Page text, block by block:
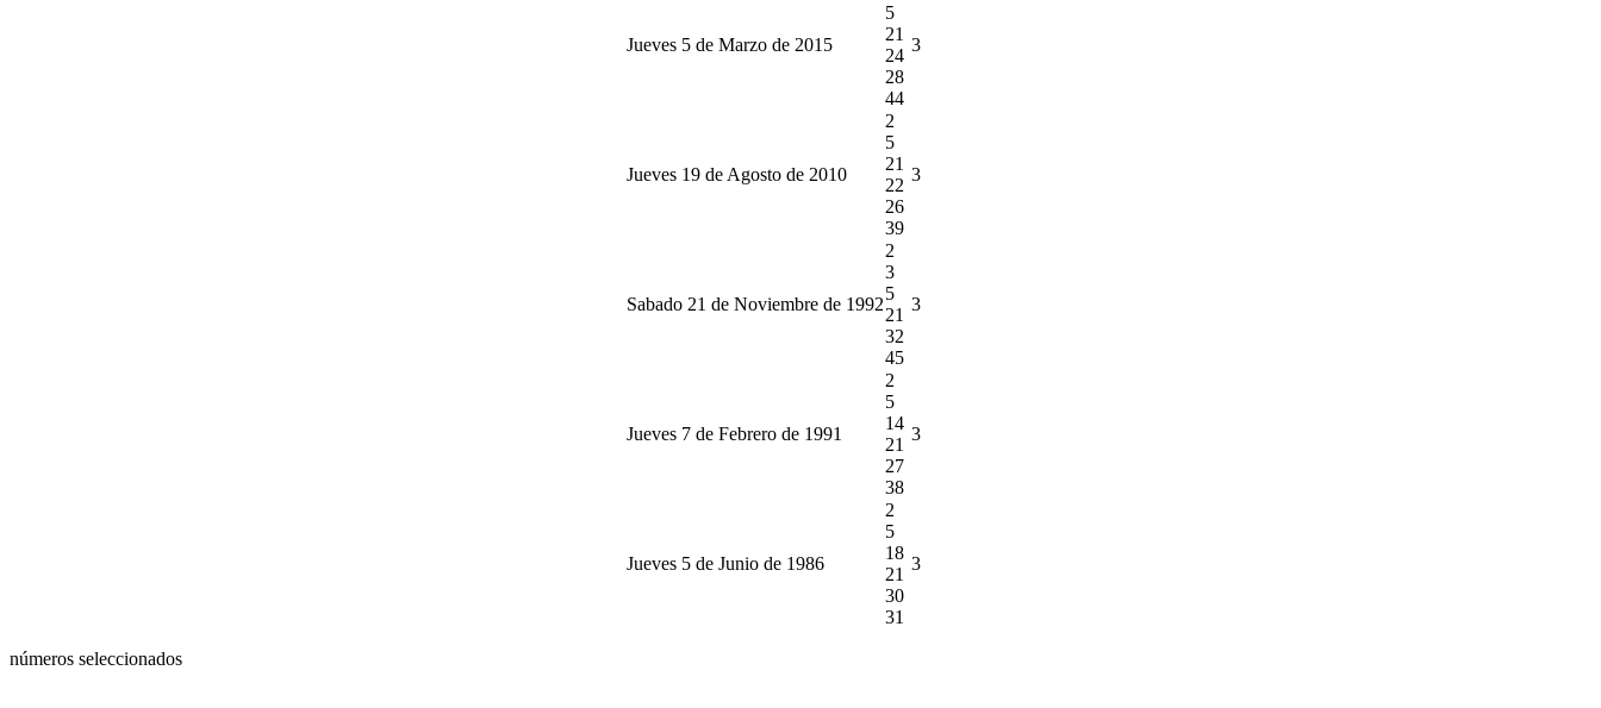
Jueves 5 de Marzo de 2015
5
21
24
28
44
3
Jueves 19 de Agosto de 2010
2
5
21
22
26
39
3
Sabado 21 de Noviembre de 1992
2
3
5
21
32
45
3
Jueves 7 de Febrero de 1991
2
5
14
21
27
38
3
Jueves 5 de Junio de 1986
2
5
18
21
30
31
3
números seleccionados